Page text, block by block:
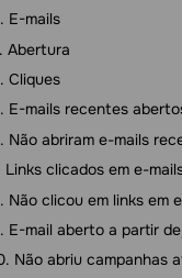
E-mails
Abertura
Cliques
E-mails recentes
Não abriram e-mails
Links clicados em e-
Não clicou em links em
E-mail aberto a partir
Não abriu campanhas